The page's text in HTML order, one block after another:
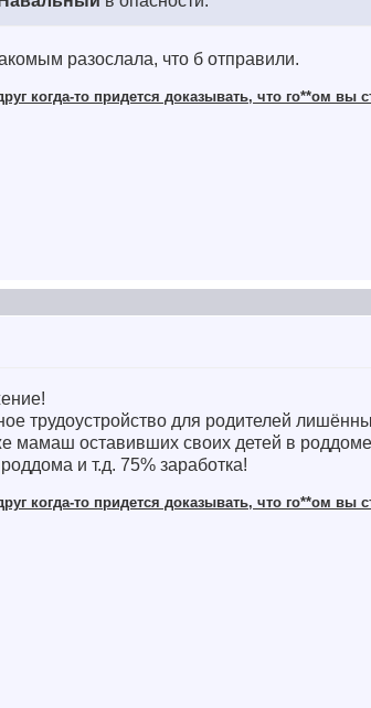
разослала, что б отправили.
когда-то придется доказывать, что го**ом вы
трудоустройство для родителей
мамаш оставивших своих детей в
и т.д. 75% заработка!
когда-то придется доказывать, что го**ом вы